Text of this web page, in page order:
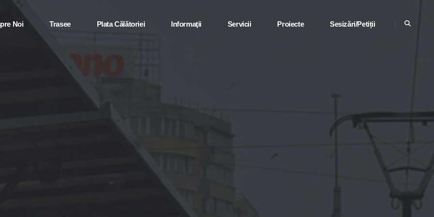
Noi Trasee Plata Călătoriei Informaţii Servicii Proiecte Sesizări/Petiții